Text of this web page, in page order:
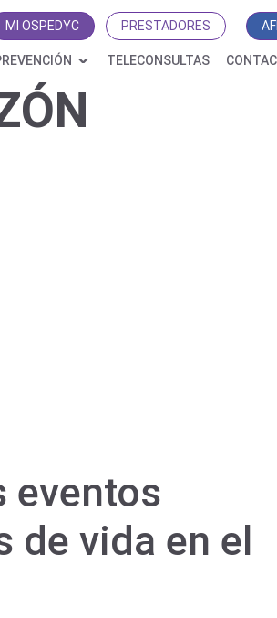
MI OSPEDYC PRESTADORES
TELECONSULTAS
eventos
de vida en el